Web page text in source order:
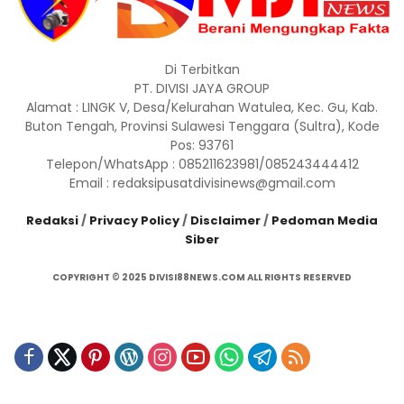
Di Terbitkan
PT. DIVISI JAYA GROUP
Alamat : LINGK V, Desa/Kelurahan Watulea, Kec. Gu, Kab.
Buton Tengah, Provinsi Sulawesi Tenggara (Sultra), Kode
Pos: 93761
Telepon/WhatsApp : 085211623981/085243444412
Email : redaksipusatdivisinews@gmail.com
Redaksi/ Privacy Policy/ Disclaimer/ Pedoman Media
Siber
COPYRIGHT © 2025 DIVISI88NEWS.COM ALL RIGHTS RESERVED